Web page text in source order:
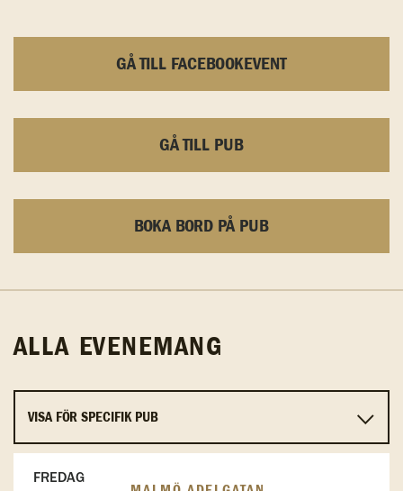
GÅ TILL FACEBOOKEVENT
GÅ TILL PUB
BOKA BORD PÅ PUB
ALLA EVENEMANG
FREDAG